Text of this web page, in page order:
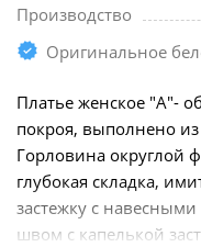
Производство
Оригинальное
Платье женское "А"-
покроя, выполнено
Горловина округлой
глубокая складка,
застежку с
швом с капелькой